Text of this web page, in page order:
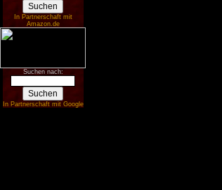
In Partnerschaft mit
Amazon.de
Suchen nach:
In Partnerschaft mit Google